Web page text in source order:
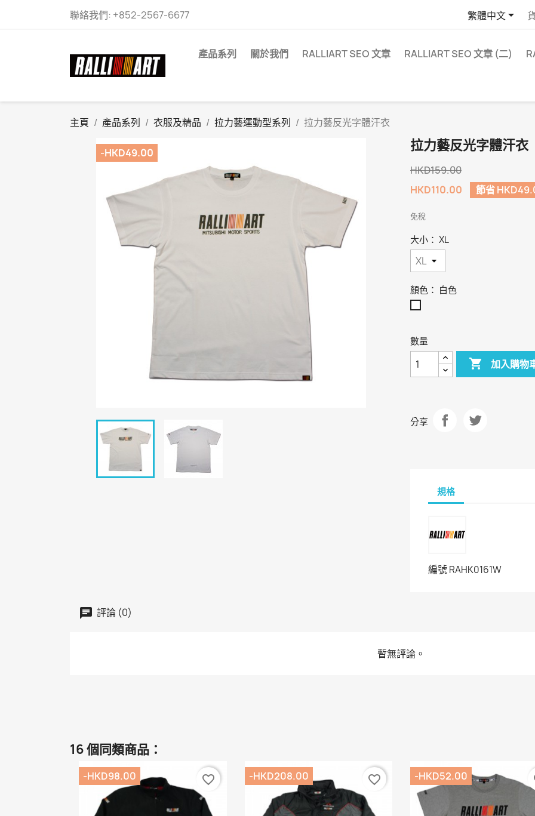
聯絡我們: +852-2567-6677 繁體中文
產品系列 關於我們 RALLIART SEO 文章 RALLIART SEO 文章 (二)
主頁 產品系列 衣服及精品 拉力藝運動型系列 拉力藝反光字體汗衣
-HKD49.00 拉力藝反光字體汗衣
HKD159.00
HKD110.00
節省
免稅
大小： XL
顏色： 白色
數量
 加入購物
分享
規格
編號RAHK0161W
評論 (0)
暫無評論。
16 個同類商品：
-HKD98.00 favorite_border -HKD208.00 favorite_border -HKD52.00